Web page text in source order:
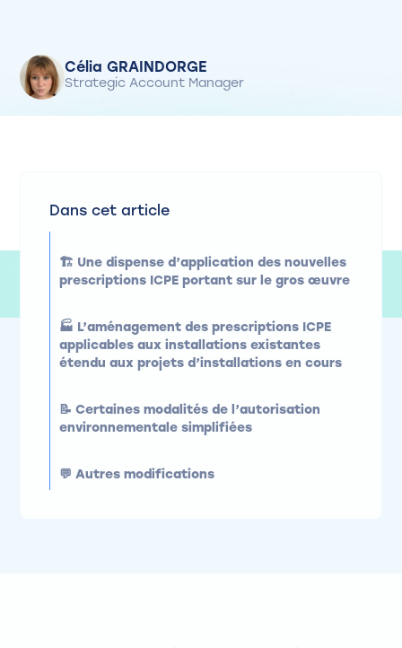
Célia GRAINDORGE
Strategic Account Manager
Dans cet article
🏗️ Une dispense d’application des nouvelles
prescriptions ICPE portant sur le gros œuvre
🏭 L’aménagement des prescriptions ICPE
applicables aux installations existantes
étendu aux projets d’installations en cours
📝 Certaines modalités de l’autorisation
environnementale simplifiées
💬 Autres modifications